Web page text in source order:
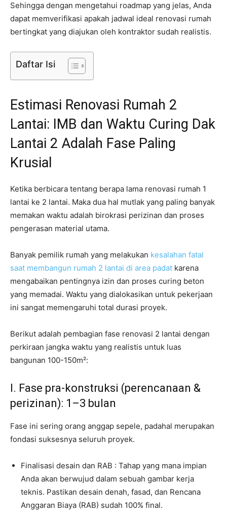
Sehingga dengan mengetahui roadmap yang jelas, Anda
dapat memverifikasi apakah jadwal ideal renovasi rumah
bertingkat yang diajukan oleh kontraktor sudah realistis.
Daftar Isi
Estimasi Renovasi Rumah 2
Lantai: IMB dan Waktu Curing Dak
Lantai 2 Adalah Fase Paling
Krusial
Ketika berbicara tentang berapa lama renovasi rumah 1
lantai ke 2 lantai. Maka dua hal mutlak yang paling banyak
memakan waktu adalah birokrasi perizinan dan proses
pengerasan material utama.
Banyak pemilik rumah yang melakukan kesalahan fatal
saat membangun rumah 2 lantai di area padat karena
mengabaikan pentingnya izin dan proses curing beton
yang memadai. Waktu yang dialokasikan untuk pekerjaan
ini sangat memengaruhi total durasi proyek.
Berikut adalah pembagian fase renovasi 2 lantai dengan
perkiraan jangka waktu yang realistis untuk luas
bangunan 100-150m²:
I. Fase pra-konstruksi (perencanaan &
perizinan): 1–3 bulan
Fase ini sering orang anggap sepele, padahal merupakan
fondasi suksesnya seluruh proyek.
Finalisasi desain dan RAB : Tahap yang mana impian
Anda akan berwujud dalam sebuah gambar kerja
teknis. Pastikan desain denah, fasad, dan Rencana
Anggaran Biaya (RAB) sudah 100% final.